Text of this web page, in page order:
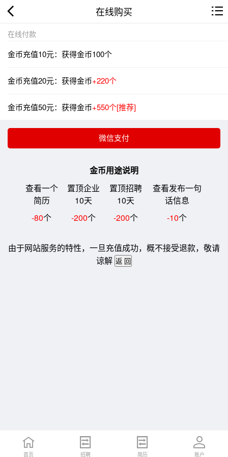
在线购买
在线付款
金币充值10元：获得金币100个
金币充值20元：获得金币+220个
金币充值50元：获得金币+550个[推荐]
金币用途说明
查看一个
简历
置顶企业
10天
置顶招聘
10天
查看发布一句
话信息
-80个 -200个 -200个 -10个
由于网站服务的特性，一旦充值成功，概不接受退款，敬请
谅解
首页 招聘 简历 账户